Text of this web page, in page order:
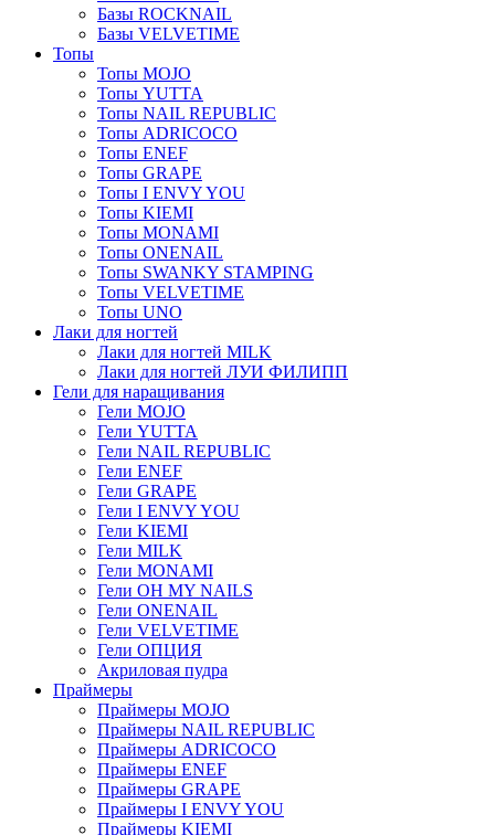
Базы ROCKNAIL
Базы VELVETIME
Топы
Топы MOJO
Топы YUTTA
Топы NAIL REPUBLIC
Топы ADRICOCO
Топы ENEF
Топы GRAPE
Топы I ENVY YOU
Топы KIEMI
Топы MONAMI
Топы ONENAIL
Топы SWANKY STAMPING
Топы VELVETIME
Топы UNO
Лаки для ногтей
Лаки для ногтей MILK
Лаки для ногтей ЛУИ ФИЛИПП
Гели для наращивания
Гели MOJO
Гели YUTTA
Гели NAIL REPUBLIC
Гели ENEF
Гели GRAPE
Гели I ENVY YOU
Гели KIEMI
Гели MILK
Гели MONAMI
Гели OH MY NAILS
Гели ONENAIL
Гели VELVETIME
Гели ОПЦИЯ
Акриловая пудра
Праймеры
Праймеры MOJO
Праймеры NAIL REPUBLIC
Праймеры ADRICOCO
Праймеры ENEF
Праймеры GRAPE
Праймеры I ENVY YOU
Праймеры KIEMI